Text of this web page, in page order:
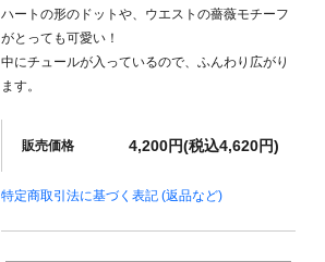
ハートの形のドットや、ウエストの薔薇モチーフ
がとっても可愛い！
中にチュールが入っているので、ふんわり広がり
ます。
販売価格 4,200円(税込4,620円)
特定商取引法に基づく表記 (返品など)